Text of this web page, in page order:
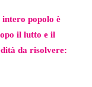
popolo è
il lutto e il
da risolvere: